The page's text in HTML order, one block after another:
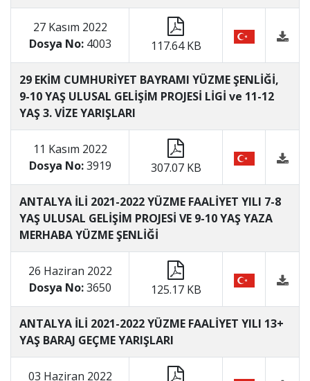
27 Kasım 2022
Dosya No:4003 117.64 KB
29 EKİM CUMHURİYET BAYRAMI YÜZME ŞENLİĞİ,
9-10 YAŞ ULUSAL GELİŞİM PROJESİ LİGİ ve 11-12
YAŞ 3. VİZE YARIŞLARI
11 Kasım 2022
Dosya No:3919 307.07 KB
ANTALYA İLİ 2021-2022 YÜZME FAALİYET YILI 7-8
YAŞ ULUSAL GELİŞİM PROJESİ VE 9-10 YAŞ YAZA
MERHABA YÜZME ŞENLİĞİ
26 Haziran 2022
Dosya No:3650 125.17 KB
ANTALYA İLİ 2021-2022 YÜZME FAALİYET YILI 13+
YAŞ BARAJ GEÇME YARIŞLARI
03 Haziran 2022